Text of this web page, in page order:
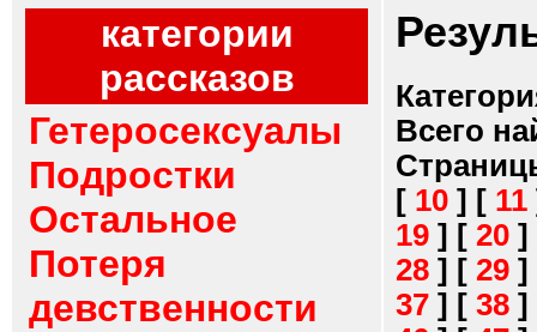
категории
рассказов
Гетеросексуалы
Подростки
Остальное
Потеря
девственности
Всего
[ 10 ] [ 11
19 ] [ 20 ]
28 ] [ 29 ]
37 ] [ 38 ]